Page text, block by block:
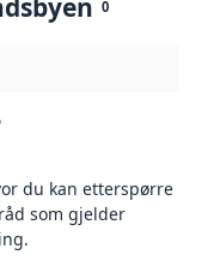
0
du kan etterspørre
som gjelder